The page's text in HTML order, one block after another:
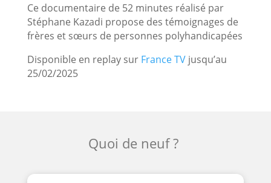
Ce documentaire de 52 minutes réalisé par
Stéphane Kazadi propose des témoignages de
frères et sœurs de personnes polyhandicapées
Disponible en replay sur France TV jusqu’au
25/02/2025
Quoi de neuf ?